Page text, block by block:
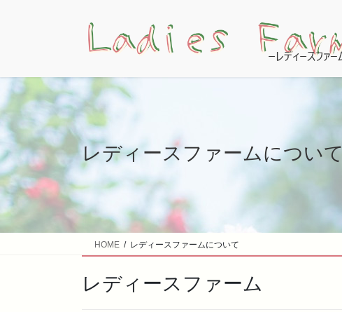
ツ
ス
キ
プ
シ
ン
に
動
レディースファームについて
HOME レディースファームについて
レディースファーム